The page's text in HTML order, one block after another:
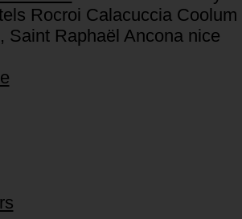
Rocroi Calacuccia
Saint Raphaël Ancona nice